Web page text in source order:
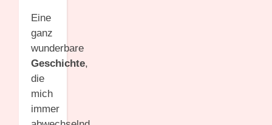
Eine
ganz
wunderbare
Geschichte,
die
mich
immer